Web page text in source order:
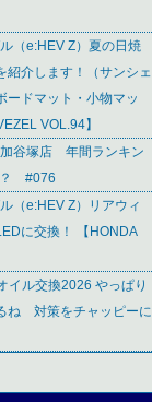
（e:HEV Z）夏の日焼
紹介します！（サンシェ
ードマット・小物マッ
VOL.94】
谷塚店 年間ランキン
？ #076
（e:HEV Z）リアウィ
に交換！ 【HONDA
イル交換2026 やっぱり
ね 対策をチャッピーに